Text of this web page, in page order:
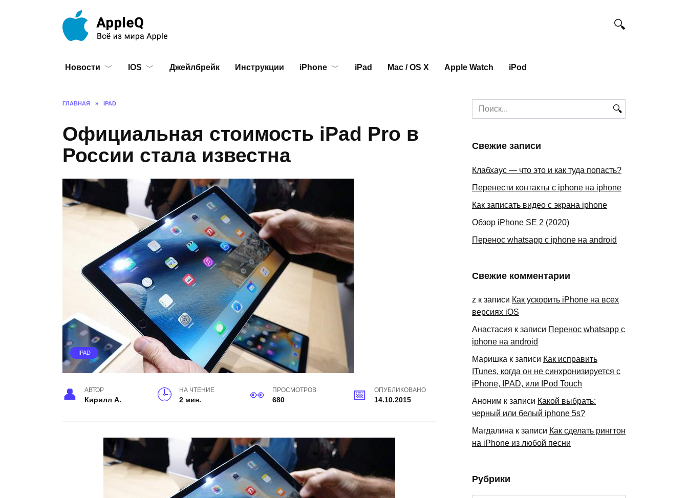
Новости IOS Джейлбрейк Инструкции iPhone iPad Mac / OS X Apple Watch iPod
ГЛАВНАЯ » IPAD
Официальная стоимость iPad Pro в
России стала известна
IPAD
АВТОР
Кирилл А.
НА ЧТЕНИЕ
2 мин.
ПРОСМОТРОВ
680
ОПУБЛИКОВАНО
14.10.2015
Search
for:
Свежие записи
Клабхаус — что это и как туда попасть?
Перенести контакты с iphone на iphone
Как записать видео с экрана iphone
Обзор iPhone SE 2 (2020)
Перенос whatsapp с iphone на android
Свежие комментарии
z к записи Как ускорить iPhone на всех
версиях iOS
Анастасия к записи Перенос whatsapp с
iphone на android
Маришка к записи Как исправить
ITunes, когда он не синхронизируется с
iPhone, IPAD, или IPod Touch
Аноним к записи Какой выбрать:
черный или белый iphone 5s?
Магдалина к записи Как сделать рингтон
на iPhone из любой песни
Рубрики